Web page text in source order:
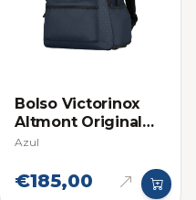
Bolso Victorinox
Altmont Original
Standard
Azul
€185,00